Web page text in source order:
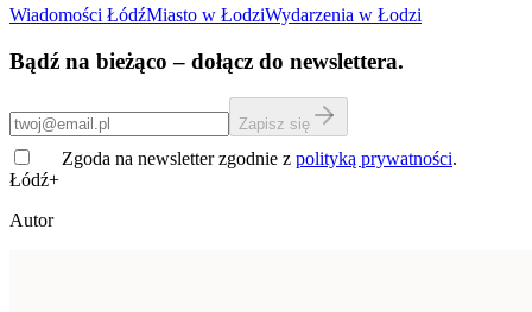
Wiadomości ŁódźMiasto w ŁodziWydarzenia w Łodzi
Bądź na bieżąco – dołącz do newslettera.
Zapisz się
Zgoda na newsletter zgodnie z polityką prywatności.
Łódź+
Autor